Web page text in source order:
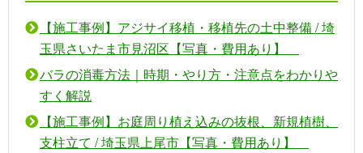
【施工事例】アジサイ移植・移植先の土中整備 / 埼
玉県さいたま市見沼区【写真・費用あり】
バラの消毒方法｜時期・やり方・注意点をわかりや
すく解説
【施工事例】お庭周り植え込みの抜根、新規植樹、
支柱立て / 埼玉県上尾市【写真・費用あり】